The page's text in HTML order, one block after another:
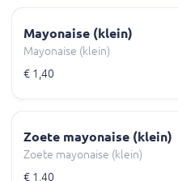
Mayonaise (klein)
Mayonaise (klein)
€ 1,40
Zoete mayonaise (klein)
Zoete mayonaise (klein)
€ 1,40